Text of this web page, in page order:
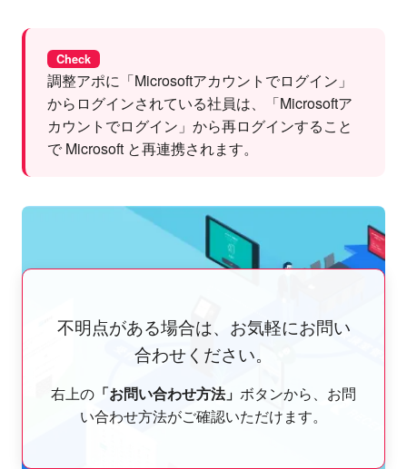
Check
調整アポに「Microsoftアカウントでログイン」
からログインされている社員は、「Microsoftア
カウントでログイン」から再ログインすること
で Microsoft と再連携されます。
不明点がある場合は、お気軽にお問い
合わせください。
右上の 「お問い合わせ方法」 ボタンから、お問
い合わせ方法がご確認いただけます。